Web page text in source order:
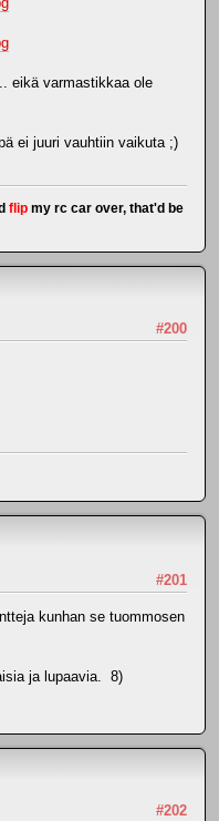
eikä varmastikkaa ole
ei juuri vauhtiin vaikuta ;)
flip my rc car over, that'd be
#200
#201
kunhan se tuommosen
ja lupaavia. 8)
#202